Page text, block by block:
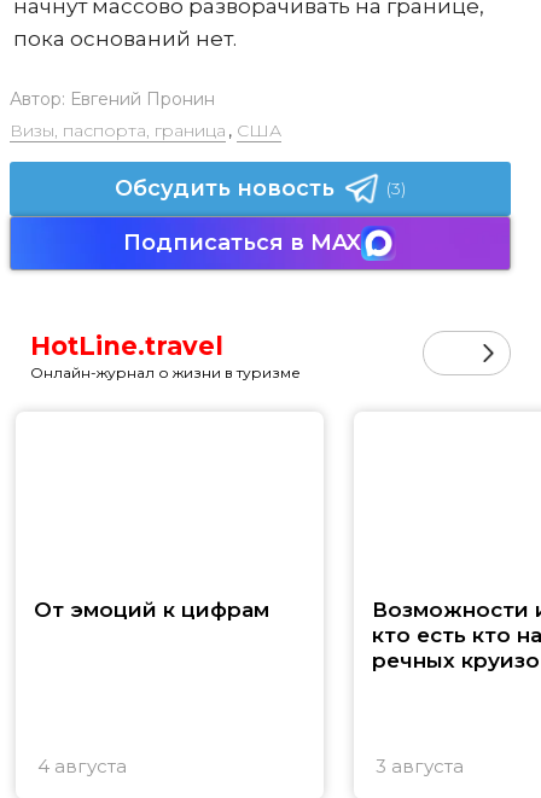
начнут массово разворачивать на границе,
пока оснований нет.
Автор: Евгений Пронин
Визы, паспорта, граница , США
Обсудить новость (3)
Подписаться в MAX
HotLine.travel
Онлайн-журнал о жизни в туризме
От эмоций к цифрам
4 августа
Возможности
кто есть кто
речных
3 августа